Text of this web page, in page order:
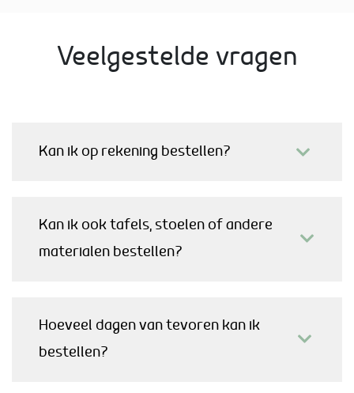
Veelgestelde vragen
Kan ik op rekening bestellen?
Kan ik ook tafels, stoelen of andere
materialen bestellen?
Hoeveel dagen van tevoren kan ik
bestellen?